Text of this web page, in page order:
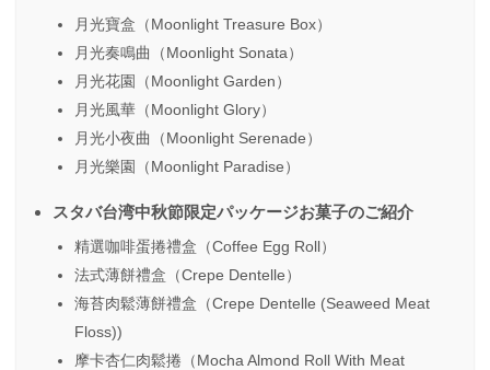
月光寶盒（Moonlight Treasure Box）
月光奏鳴曲（Moonlight Sonata）
月光花園（Moonlight Garden）
月光風華（Moonlight Glory）
月光小夜曲（Moonlight Serenade）
月光樂園（Moonlight Paradise）
スタバ台湾中秋節限定パッケージお菓子のご紹介
精選咖啡蛋捲禮盒（Coffee Egg Roll）
法式薄餅禮盒（Crepe Dentelle）
海苔肉鬆薄餅禮盒（Crepe Dentelle (Seaweed Meat
Floss))
摩卡杏仁肉鬆捲（Mocha Almond Roll With Meat